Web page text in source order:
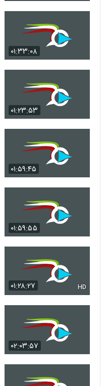
۰۱:۳۳:۰۸
۰۱:۲۳:۵۳
۰۱:۵۹:۴۵
۰۱:۵۹:۵۵
۰۱:۲۸:۲۷ HD
۰۲:۰۳:۵۷